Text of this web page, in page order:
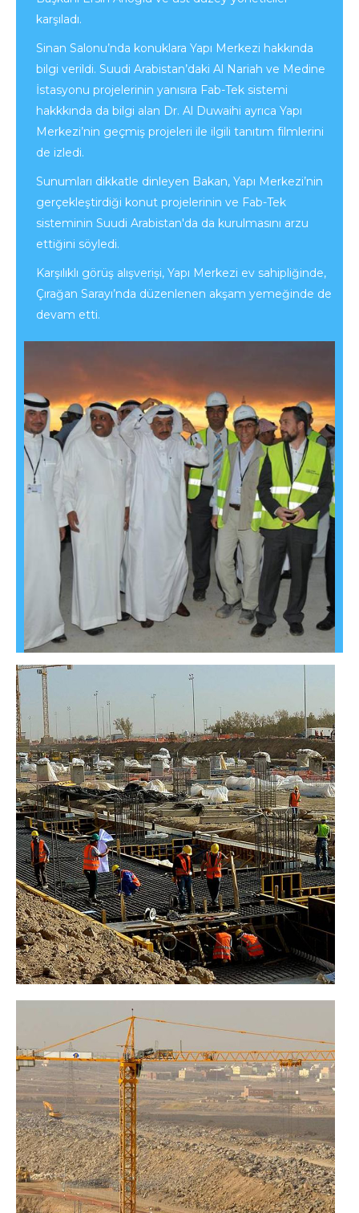
karşıladı.
Sinan Salonu’nda konuklara Yapı Merkezi hakkında
bilgi verildi. Suudi Arabistan’daki Al Nariah ve Medine
İstasyonu projelerinin yanısıra Fab-Tek sistemi
hakkkında da bilgi alan Dr. Al Duwaihi ayrıca Yapı
Merkezi’nin geçmiş projeleri ile ilgili tanıtım filmlerini
de izledi.
Sunumları dikkatle dinleyen Bakan, Yapı Merkezi’nin
gerçekleştirdiği konut projelerinin ve Fab-Tek
sisteminin Suudi Arabistan'da da kurulmasını arzu
ettiğini söyledi.
Karşılıklı görüş alışverişi, Yapı Merkezi ev sahipliğinde,
Çırağan Sarayı’nda düzenlenen akşam yemeğinde de
devam etti.